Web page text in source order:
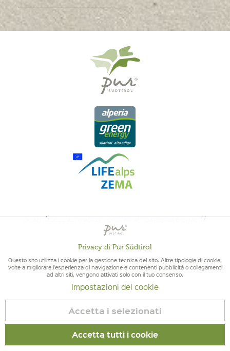
CONTROLLATA
Revoca contratto
Tracciamento
Non
Privacy di Pur Südtirol
Questo sito utilizza i cookie per la gestione tecnica del sito. Altre tipologie di cookie,
volte a migliorare l'esperienza di navigazione e contenenti pubblicità o collegamenti
ad altri siti, vengono attivati solo con il tuo consenso.
Impostazioni dei cookie
Accetta i selezionati
Accetta tutti i cookie